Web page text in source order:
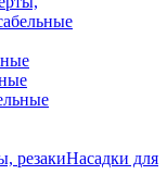
резакиНасадки для